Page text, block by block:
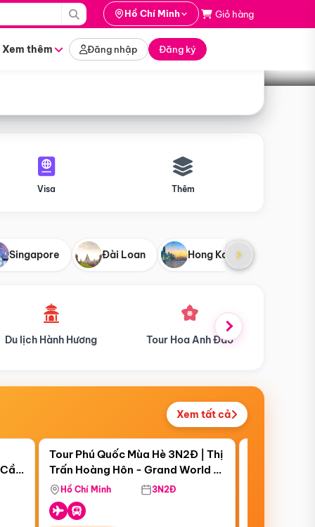
Hồ Chí Minh Giỏ hàng
Xem thêm Đăng nhập Đăng ký
Tìm tour
Visa Thêm
Singapore Đài Loan Hong Kong
Tour Hoa Anh Đào Du lịch Mùa Hè
Xem tất cả
Còn07 ngày 23:34:04
Điểm nổi bật
Tour Phú Quốc Mùa Hè 3N2Đ | Thị
Trấn Hoàng Hôn - Grand World -
Vinwonders - Safari
Hồ Chí Minh 3N2Đ